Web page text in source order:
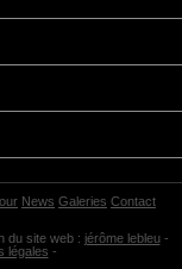
News Galeries Contact
du site web : jérôme lebleu-
légales -